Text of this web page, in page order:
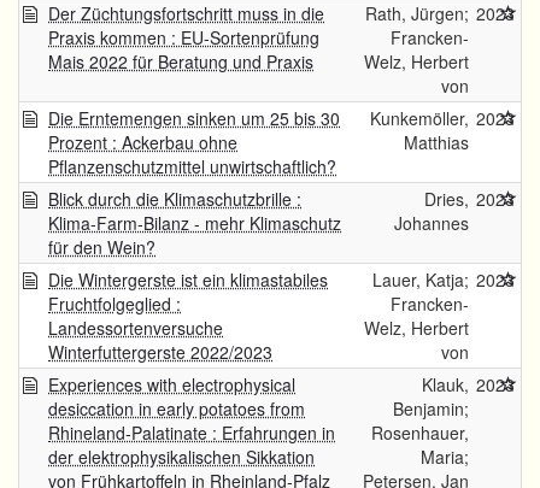
Der Züchtungsfortschritt muss in die
Praxis kommen : EU-Sortenprüfung
Mais 2022 für Beratung und Praxis
Rath, Jürgen;
Francken-
Welz, Herbert
von
2023
Die Erntemengen sinken um 25 bis 30
Prozent : Ackerbau ohne
Pflanzenschutzmittel unwirtschaftlich?
Kunkemöller,
Matthias
2023
Blick durch die Klimaschutzbrille :
Klima-Farm-Bilanz - mehr Klimaschutz
für den Wein?
Dries,
Johannes
2023
Die Wintergerste ist ein klimastabiles
Fruchtfolgeglied :
Landessortenversuche
Winterfuttergerste 2022/2023
Lauer, Katja;
Francken-
Welz, Herbert
von
2023
Experiences with electrophysical
desiccation in early potatoes from
Rhineland-Palatinate : Erfahrungen in
der elektrophysikalischen Sikkation
von Frühkartoffeln in Rheinland-Pfalz
Klauk,
Benjamin;
Rosenhauer,
Maria;
Petersen, Jan
2023